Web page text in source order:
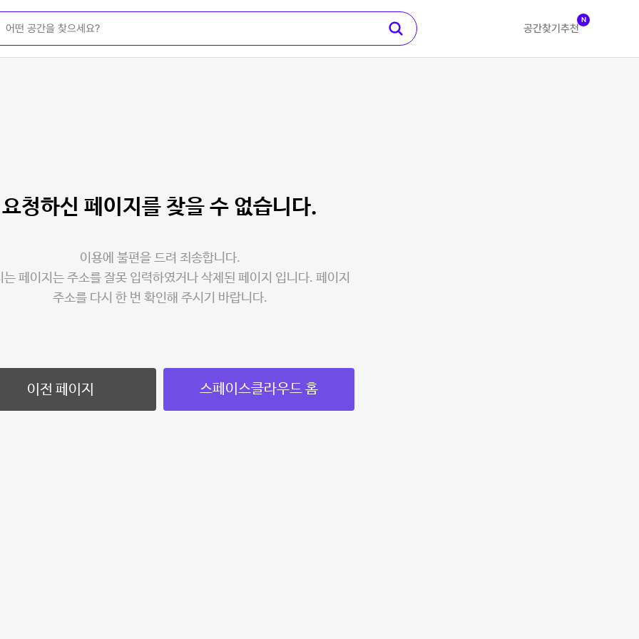
공간찾기 추천
N
요청하신 페이지를 찾을 수 없습니다.
이용에 불편을 드려 죄송합니다.
는 페이지는 주소를 잘못 입력하였거나 삭제된 페이지 입니다. 페이지
주소를 다시 한 번 확인해 주시기 바랍니다.
이전 페이지 스페이스클라우드 홈